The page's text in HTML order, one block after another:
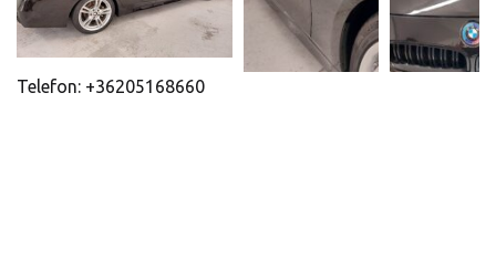
Telefon: +36205168660